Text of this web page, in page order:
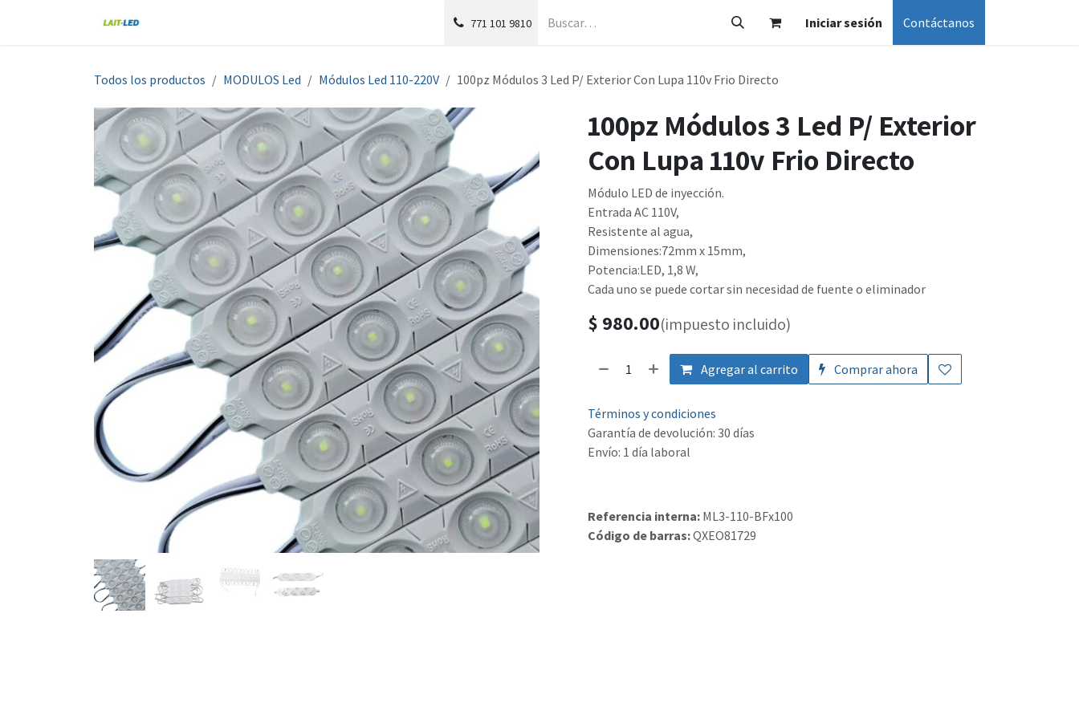
771 101 9810 Iniciar sesión Contáctanos
Todos los productos MODULOS Led Módulos Led 110-220V 100pz Módulos 3 Led P/ Exterior Con Lupa 110v Frio Directo
100pz Módulos 3 Led P/ Exterior
Con Lupa 110v Frio Directo
Módulo LED de inyección.
Entrada AC 110V,
Resistente al agua,
Dimensiones:72mm x 15mm,
Potencia:LED, 1,8 W,
Cada uno se puede cortar sin necesidad de fuente o eliminador
$ 980.00(impuesto incluido)
Agregar al carrito Comprar ahora
Términos y condiciones
Garantía de devolución: 30 días
Envío: 1 día laboral
Referencia interna: ML3-110-BFx100
Código de barras:QXEO81729